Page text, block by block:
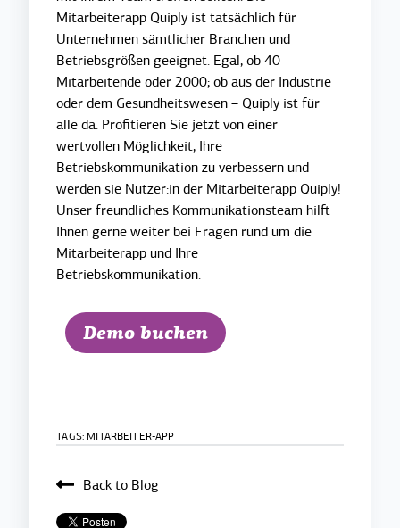
Mitarbeiterapp Quiply ist tatsächlich für
Unternehmen sämtlicher Branchen und
Betriebsgrößen geeignet. Egal, ob 40
Mitarbeitende oder 2000; ob aus der Industrie
oder dem Gesundheitswesen – Quiply ist für
alle da. Profitieren Sie jetzt von einer
wertvollen Möglichkeit, Ihre
Betriebskommunikation zu verbessern und
werden sie Nutzer:in der Mitarbeiterapp Quiply!
Unser freundliches Kommunikationsteam hilft
Ihnen gerne weiter bei Fragen rund um die
Mitarbeiterapp und Ihre
Betriebskommunikation.
Demo buchen
TAGS: MITARBEITER-APP
Back to Blog